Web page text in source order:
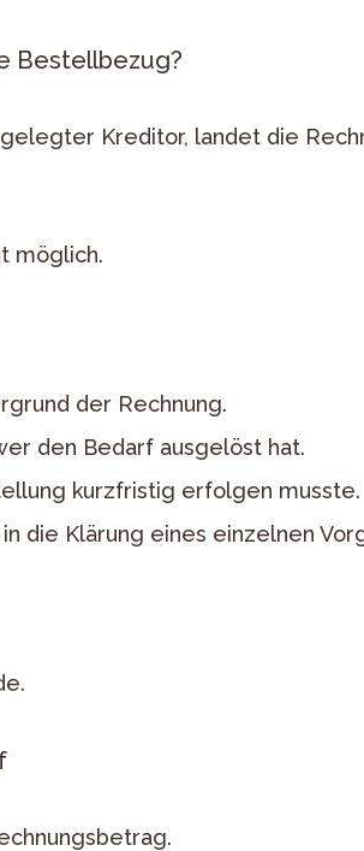
Bestellbezug?
Kreditor, landet die
möglich.
der Rechnung.
den Bedarf ausgelöst hat.
kurzfristig erfolgen musste.
die Klärung eines einzelnen